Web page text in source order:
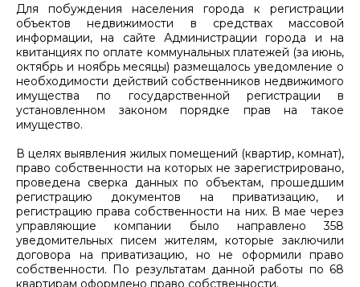
Для побуждения населения города к регистрации
объектов недвижимости в средствах массовой
информации, на сайте Администрации города и на
квитанциях по оплате коммунальных платежей (за июнь,
октябрь и ноябрь месяцы) размещалось уведомление о
необходимости действий собственников недвижимого
имущества по государственной регистрации в
установленном законом порядке прав на такое
имущество.
В целях выявления жилых помещений (квартир, комнат),
право собственности на которых не зарегистрировано,
проведена сверка данных по объектам, прошедшим
регистрацию документов на приватизацию, и
регистрацию права собственности на них. В мае через
управляющие компании было направлено 358
уведомительных писем жителям, которые заключили
договора на приватизацию, но не оформили право
собственности. По результатам данной работы по 68
квартирам оформлено право собственности.